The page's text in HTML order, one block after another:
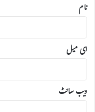
نام
ای میل
ویب‌ سائٹ